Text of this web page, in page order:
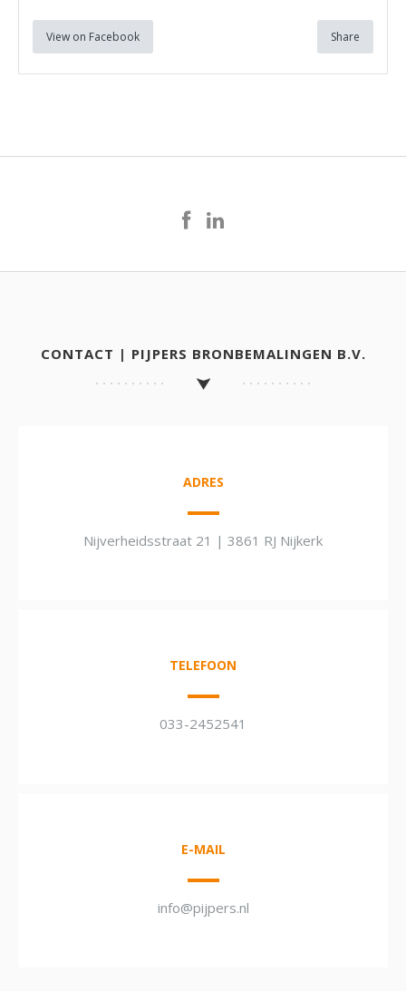
View on Facebook Share
CONTACT | PIJPERS BRONBEMALINGEN B.V.
ADRES
Nijverheidsstraat 21 | 3861 RJ Nijkerk
TELEFOON
033-2452541
E-MAIL
info@pijpers.nl